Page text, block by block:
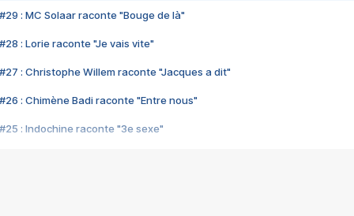
#29 : MC Solaar raconte "Bouge de là"
#28 : Lorie raconte "Je vais vite"
#27 : Christophe Willem raconte "Jacques a dit"
#26 : Chimène Badi raconte "Entre nous"
#25 : Indochine raconte "3e sexe"